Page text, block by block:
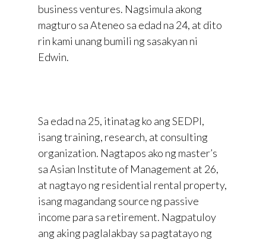
business ventures. Nagsimula akong
magturo sa Ateneo sa edad na 24, at dito
rin kami unang bumili ng sasakyan ni
Edwin.
Sa edad na 25, itinatag ko ang SEDPI,
isang training, research, at consulting
organization. Nagtapos ako ng master’s
sa Asian Institute of Management at 26,
at nagtayo ng residential rental property,
isang magandang source ng passive
income para sa retirement. Nagpatuloy
ang aking paglalakbay sa pagtatayo ng